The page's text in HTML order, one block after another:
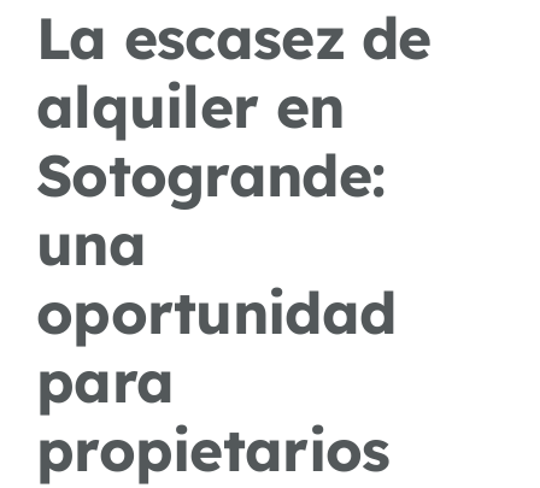
La escasez de
alquiler en
Sotogrande:
una
oportunidad
para
propietarios